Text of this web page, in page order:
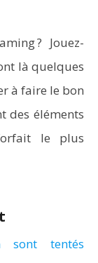
? Jouez-
là quelques
à faire le bon
des éléments
le plus
sont tentés